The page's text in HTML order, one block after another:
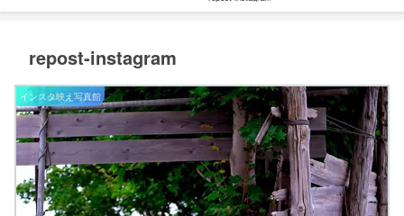
repost-instagram
インスタ映え写真館